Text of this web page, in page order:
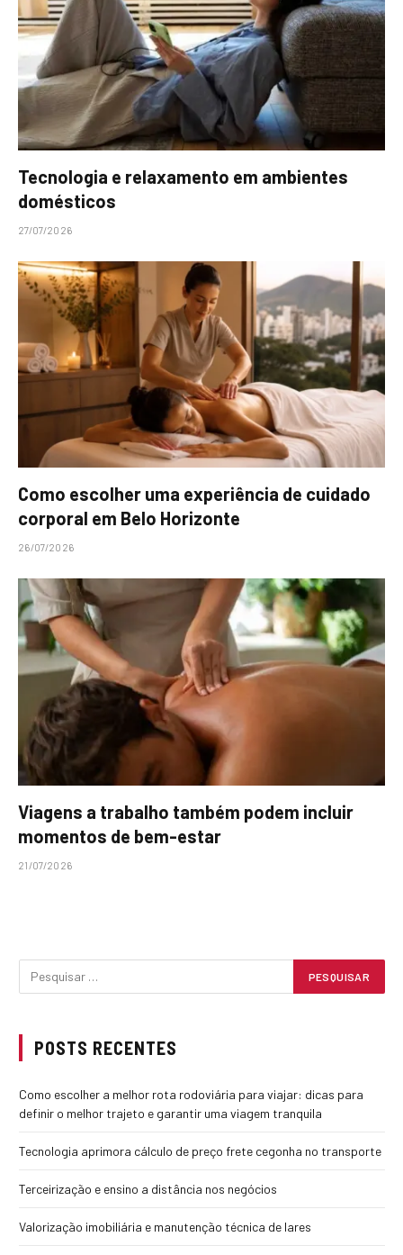
Tecnologia e relaxamento em ambientes
domésticos
27/07/2026
Como escolher uma experiência de cuidado
corporal em Belo Horizonte
26/07/2026
Viagens a trabalho também podem incluir
momentos de bem-estar
21/07/2026
POSTS RECENTES
Como escolher a melhor rota rodoviária para viajar: dicas para
definir o melhor trajeto e garantir uma viagem tranquila
Tecnologia aprimora cálculo de preço frete cegonha no transporte
Terceirização e ensino a distância nos negócios
Valorização imobiliária e manutenção técnica de lares